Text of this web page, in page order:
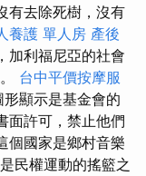
有去除死樹，沒有
養護 單人房 產後
加利福尼亞的社會
台中平價按摩服
顯示是基金會的
面許可，禁止他們
個國家是鄉村音樂
民權運動的搖籃之